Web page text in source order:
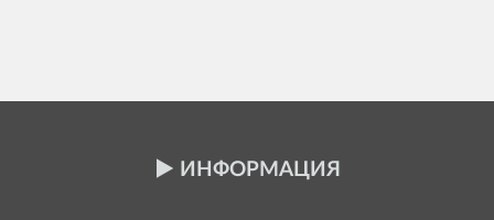
ИНФОРМАЦИЯ